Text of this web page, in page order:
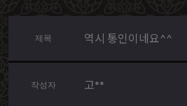
제목 역시 통인이네요^^
작성자 고**